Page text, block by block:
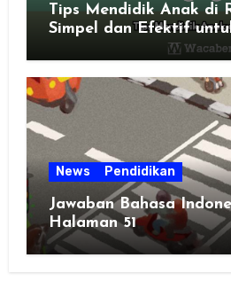
Tips Mendidik Anak di
Simpel dan Efektif
Zaman Sekarang
News Pendidikan
Jawaban Bahasa
Halaman 51